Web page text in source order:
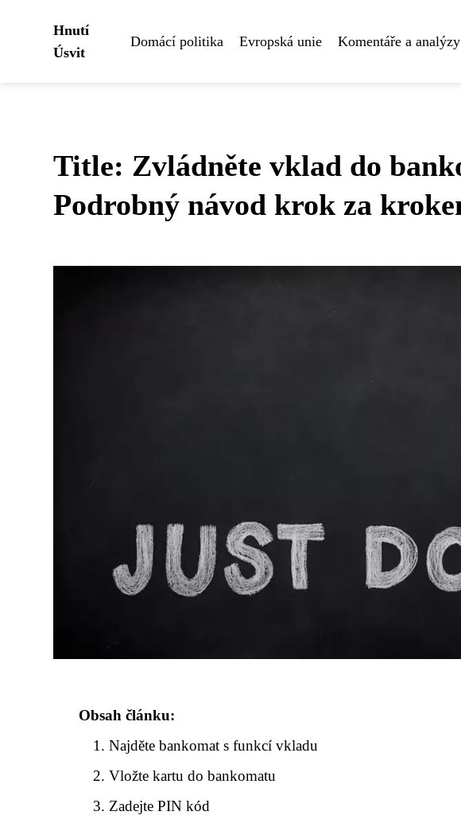
Hnutí
Úsvit
Domácí politika Evropská unie Komentáře a analýzy
Title: Zvládněte vklad do
Podrobný návod krok za
Obsah článku:
Najděte bankomat s funkcí vkladu
Vložte kartu do bankomatu
Zadejte PIN kód